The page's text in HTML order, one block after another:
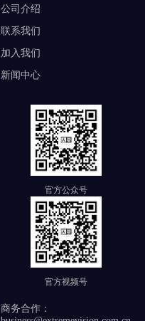
公司介绍
联系我们
加入我们
新闻中心
官方公众号
官方视频号
商务合作：